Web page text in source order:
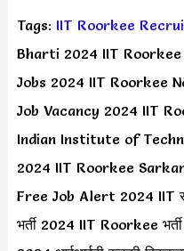
Tags: IIT Roorkee
Bharti 2024 IIT
Jobs 2024 IIT Roorkee
Job Vacancy 2024 IIT
Indian Institute of
2024 IIT Roorkee
Free Job Alert 2024 IIT
भर्ती 2024 IIT Roorkee